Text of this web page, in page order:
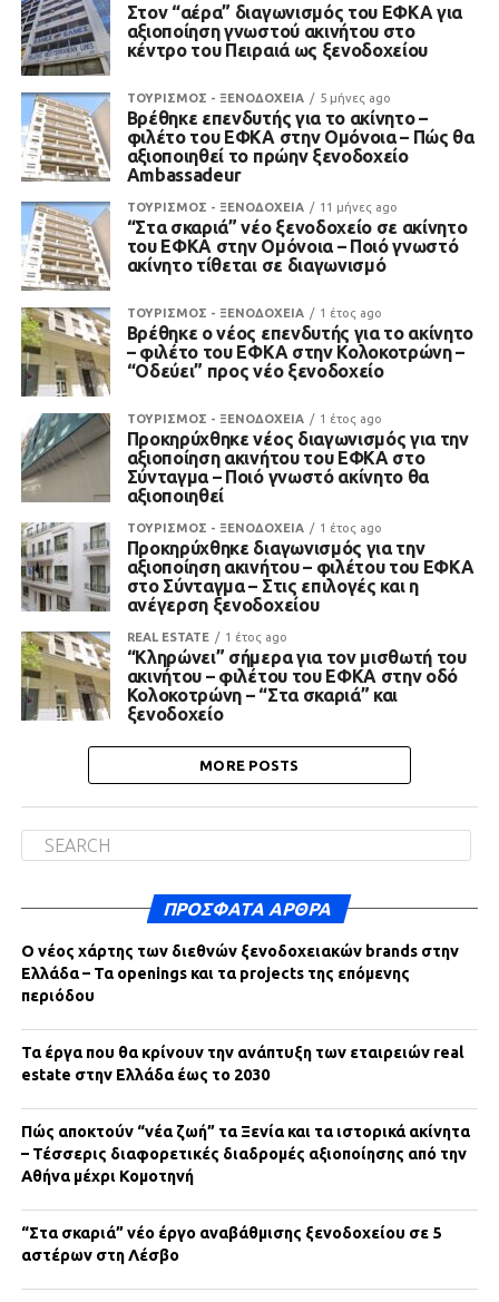
Στον “αέρα” διαγωνισμός του ΕΦΚΑ για
αξιοποίηση γνωστού ακινήτου στο
κέντρο του Πειραιά ως ξενοδοχείου
ΤΟΥΡΙΣΜΟΣ - ΞΕΝΟΔΟΧΕΙΑ 5 μήνες ago
Βρέθηκε επενδυτής για το ακίνητο –
φιλέτο του ΕΦΚΑ στην Ομόνοια – Πώς θα
αξιοποιηθεί το πρώην ξενοδοχείο
Ambassadeur
ΤΟΥΡΙΣΜΟΣ - ΞΕΝΟΔΟΧΕΙΑ 11 μήνες ago
“Στα σκαριά” νέο ξενοδοχείο σε ακίνητο
του ΕΦΚΑ στην Ομόνοια – Ποιό γνωστό
ακίνητο τίθεται σε διαγωνισμό
ΤΟΥΡΙΣΜΟΣ - ΞΕΝΟΔΟΧΕΙΑ 1 έτος ago
Βρέθηκε ο νέος επενδυτής για το ακίνητο
– φιλέτο του ΕΦΚΑ στην Κολοκοτρώνη –
“Οδεύει” προς νέο ξενοδοχείο
ΤΟΥΡΙΣΜΟΣ - ΞΕΝΟΔΟΧΕΙΑ 1 έτος ago
Προκηρύχθηκε νέος διαγωνισμός για την
αξιοποίηση ακινήτου του ΕΦΚΑ στο
Σύνταγμα – Ποιό γνωστό ακίνητο θα
αξιοποιηθεί
ΤΟΥΡΙΣΜΟΣ - ΞΕΝΟΔΟΧΕΙΑ 1 έτος ago
Προκηρύχθηκε διαγωνισμός για την
αξιοποίηση ακινήτου – φιλέτου του ΕΦΚΑ
στο Σύνταγμα – Στις επιλογές και η
ανέγερση ξενοδοχείου
REAL ESTATE 1 έτος ago
“Κληρώνει” σήμερα για τον μισθωτή του
ακινήτου – φιλέτου του ΕΦΚΑ στην οδό
Κολοκοτρώνη – “Στα σκαριά” και
ξενοδοχείο
MORE POSTS
ΠΡΌΣΦΑΤΑ ΆΡΘΡΑ
Ο νέος χάρτης των διεθνών ξενοδοχειακών brands στην
Ελλάδα – Τα openings και τα projects της επόμενης
περιόδου
Τα έργα που θα κρίνουν την ανάπτυξη των εταιρειών real
estate στην Ελλάδα έως το 2030
Πώς αποκτούν “νέα ζωή” τα Ξενία και τα ιστορικά ακίνητα
– Τέσσερις διαφορετικές διαδρομές αξιοποίησης από την
Αθήνα μέχρι Κομοτηνή
“Στα σκαριά” νέο έργο αναβάθμισης ξενοδοχείου σε 5
αστέρων στη Λέσβο